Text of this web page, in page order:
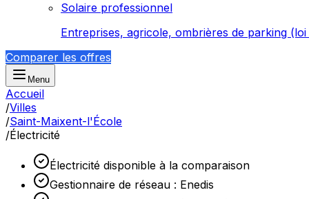
Solaire professionnel
Entreprises, agricole, ombrières de parking (loi
Comparer les offres
Menu
Accueil
/Villes
/Saint-Maixent-l'École
/Électricité
Électricité disponible à la comparaison
Gestionnaire de réseau : Enedis